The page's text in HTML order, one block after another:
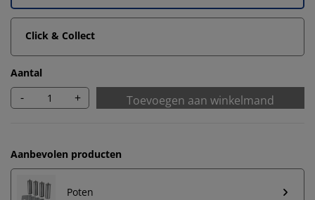
Click & Collect
Aantal
- + Toevoegen aan winkelmand
Aanbevolen producten
Poten